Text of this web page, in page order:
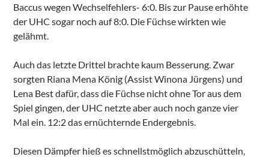
Baccus wegen Wechselfehlers- 6:0. Bis zur Pause erhöhte
der UHC sogar noch auf 8:0. Die Füchse wirkten wie
gelähmt.
Auch das letzte Drittel brachte kaum Besserung. Zwar
sorgten Riana Mena König (Assist Winona Jürgens) und
Lena Best dafür, dass die Füchse nicht ohne Tor aus dem
Spiel gingen, der UHC netzte aber auch noch ganze vier
Mal ein. 12:2 das ernüchternde Endergebnis.
Diesen Dämpfer hieß es schnellstmöglich abzuschütteln,